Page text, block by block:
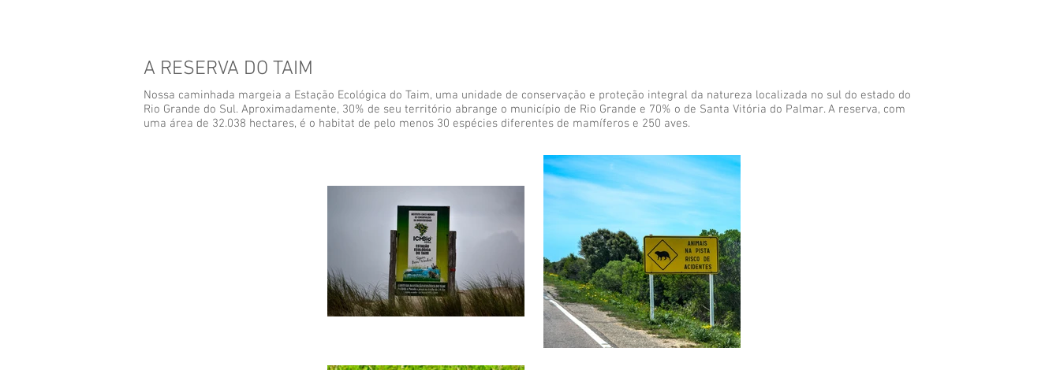
A RESERVA DO TAIM
Nossa caminhada margeia a Estação Ecológica do Taim, uma unidade de conservação e proteção integral da natureza localizada no sul do estado do
Rio Grande do Sul. Aproximadamente, 30% de seu território abrange o município de Rio Grande e 70% o de Santa Vitória do Palmar. A reserva, com
uma área de 32.038 hectares, é o habitat de pelo menos 30 espécies diferentes de mamíferos e 250 aves.